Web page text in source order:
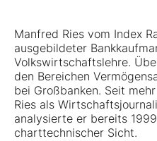
Manfred Ries vom Index
ausgebildeter
Volkswirtschaftslehre.
den Bereichen
bei Großbanken. Seit
Ries als
analysierte er bereits
charttechnischer Sicht.